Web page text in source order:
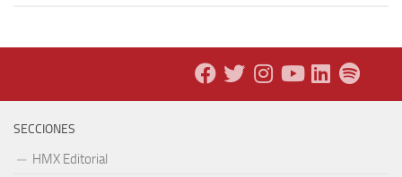
SECCIONES
HMX Editorial